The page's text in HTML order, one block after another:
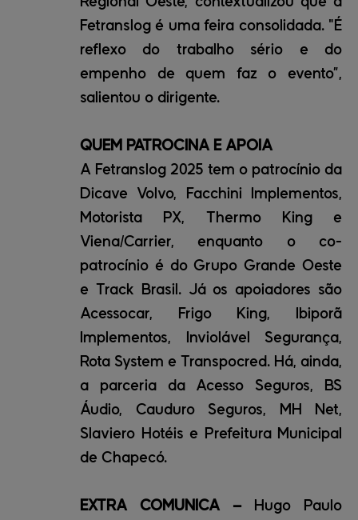
Fetranslog é uma feira consolidada. "É
reflexo do trabalho sério e do
empenho de quem faz o evento”,
salientou o dirigente.
QUEM PATROCINA E APOIA
A Fetranslog 2025 tem o patrocínio da
Dicave Volvo, Facchini Implementos,
Motorista PX, Thermo King e
Viena/Carrier, enquanto o co-
patrocínio é do Grupo Grande Oeste
e Track Brasil. Já os apoiadores são
Acessocar, Frigo King, Ibiporã
Implementos, Inviolável Segurança,
Rota System e Transpocred. Há, ainda,
a parceria da Acesso Seguros, BS
Áudio, Cauduro Seguros, MH Net,
Slaviero Hotéis e Prefeitura Municipal
de Chapecó.
EXTRA COMUNICA –
Hugo Paulo